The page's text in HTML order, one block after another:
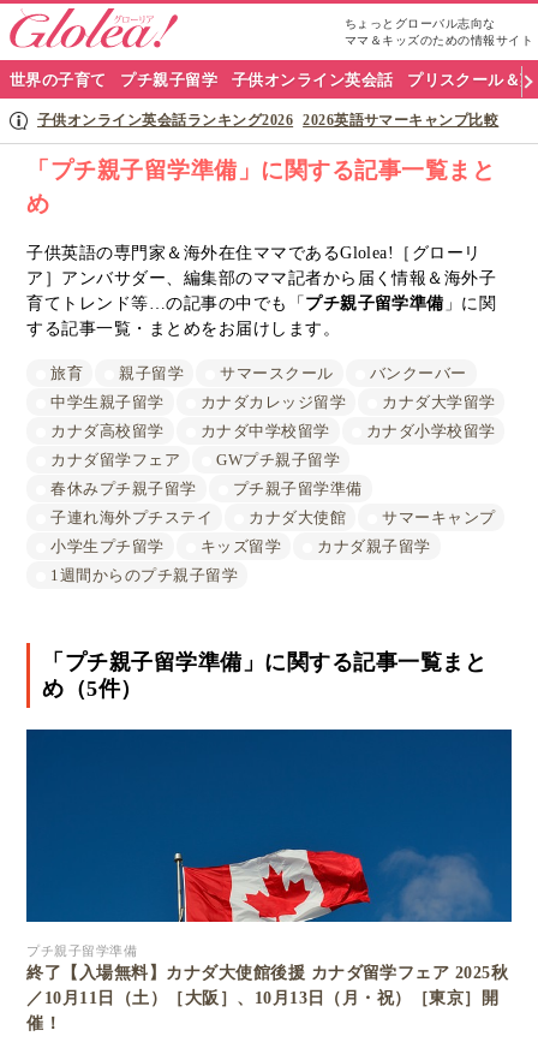
ちょっとグローバル志向な
ママ＆キッズのための情報サイト
グ
ロ
リ
ア
ナ
世界の子育て プチ親子留学 子供オンライン英会話 プリスクール＆
子供オンライン英会話ランキング2026 2026英語サマーキャンプ比較
「プチ親子留学準備」に関する記事一覧まと
め
子供英語の専門家＆海外在住ママであるGlolea!［グローリ
ア］アンバサダー、編集部のママ記者から届く情報＆海外子
育てトレンド等…の記事の中でも「 プチ親子留学準備 」に関
する記事一覧・まとめをお届けします。
旅育 親子留学 サマースクール
バンクーバー
中学生親子留学
カナダカレッジ留学
カナダ大学留学
カナダ高校留学
カナダ中学校留学
カナダ小学校留学
カナダ留学フェア
GWプチ親子留学
春休みプチ親子留学
プチ親子留学準備
子連れ海外プチステイ
カナダ大使館
サマーキャンプ
小学生プチ留学
キッズ留学
カナダ親子留学
1週間からのプチ親子留学
「プチ親子留学準備」に関する記事一覧まと
め（5件）
プチ親子留学準備
終了【入場無料】カナダ大使館後援 カナダ留学フェア 2025秋
／10月11日（土）［大阪］、10月13日（月・祝）［東京］開
催！